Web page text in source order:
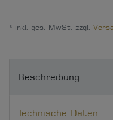
* inkl. ges. MwSt. zzgl.
Beschreibung
Technische Daten